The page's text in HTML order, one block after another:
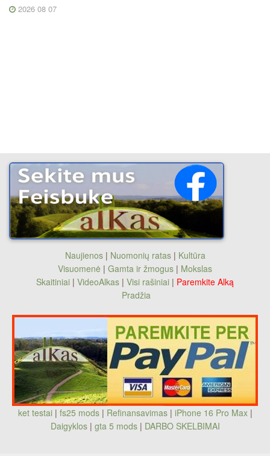
2026 08 07
Naujienos| Nuomonių ratas| Kultūra
Visuomenė | Gamta ir žmogus | Mokslas
Skaitiniai | VideoAlkas | Visi rašiniai | Paremkite Alką
Pradžia
ket testai | fs25 mods| Refinansavimas| iPhone 16 Pro Max|
Daigyklos| gta 5 mods | DARBO SKELBIMAI